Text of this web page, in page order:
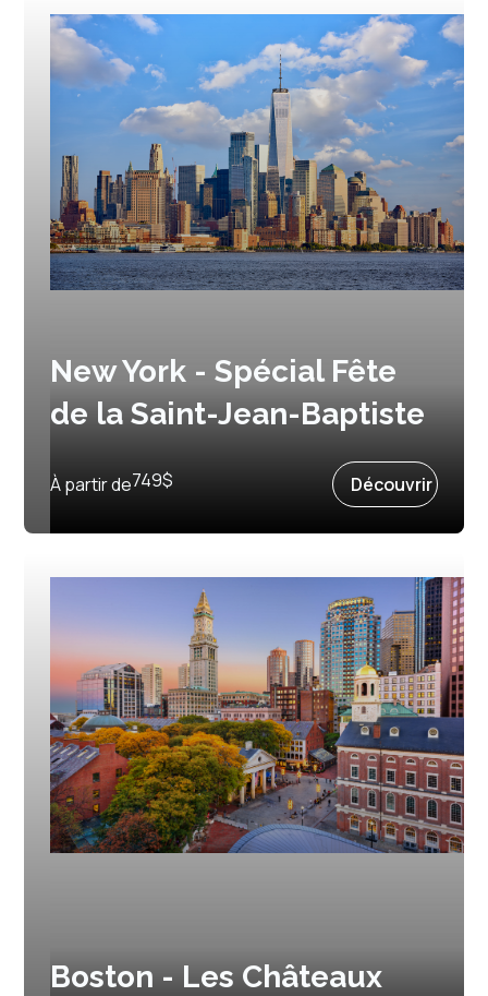
New York - Spécial Fête
de la Saint-Jean-Baptiste
24 juin 2027
À partir de749$ Découvrir
Boston - Les Châteaux